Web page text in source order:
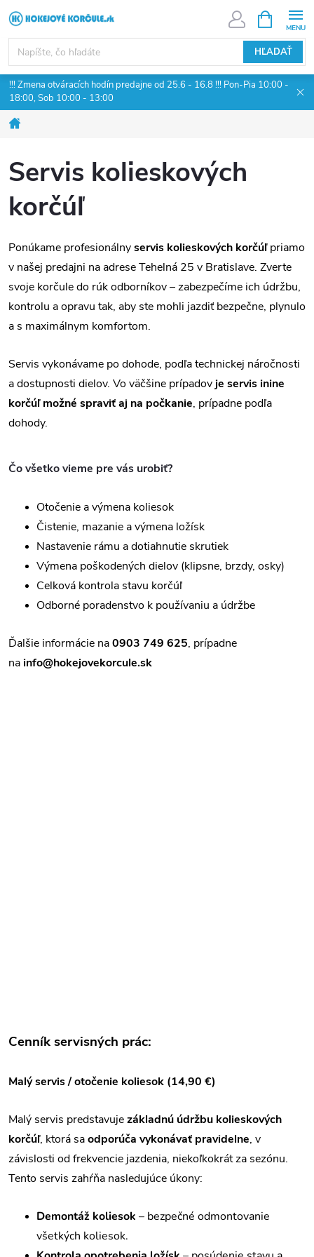
Prejsť
na
obsah
HĽADAŤ
KOŠÍK
!!! Zmena otváracích hodín predajne od 25.6 - 16.8 !!! Pon-Pia 10:00 -
18:00, Sob 10:00 - 13:00
Servis kolieskových
korčúľ
Ponúkame profesionálnyservis kolieskových korčúľpriamo
v našej predajni na adrese Tehelná 25 v Bratislave. Zverte
svoje korčule do rúk odborníkov – zabezpečíme ich údržbu,
kontrolu a opravu tak, aby ste mohli jazdiť bezpečne, plynulo
a s maximálnym komfortom.
Servis vykonávame po dohode, podľa technickej náročnosti
a dostupnosti dielov. Vo väčšine prípadov je servis inine
korčúľ možné spraviť aj na počkanie, prípadne podľa
dohody.
Čo všetko vieme pre vás urobiť?
Otočenie a výmena koliesok
Čistenie, mazanie a výmena ložísk
Nastavenie rámu a dotiahnutie skrutiek
Výmena poškodených dielov (klipsne, brzdy, osky)
Celková kontrola stavu korčúľ
Odborné poradenstvo k používaniu a údržbe
Ďalšie informácie na0903 749 625, prípadne
na info@hokejovekorcule.sk
Cenník servisných prác:
Malý servis / otočenie koliesok (14,90 €)
Malý servis predstavujezákladnú údržbu kolieskových
korčúľ, ktorá saodporúča vykonávať pravidelne, v
závislosti od frekvencie jazdenia, niekoľkokrát za sezónu.
Tento servis zahŕňa nasledujúce úkony:
Demontáž koliesok – bezpečné odmontovanie
všetkých koliesok.